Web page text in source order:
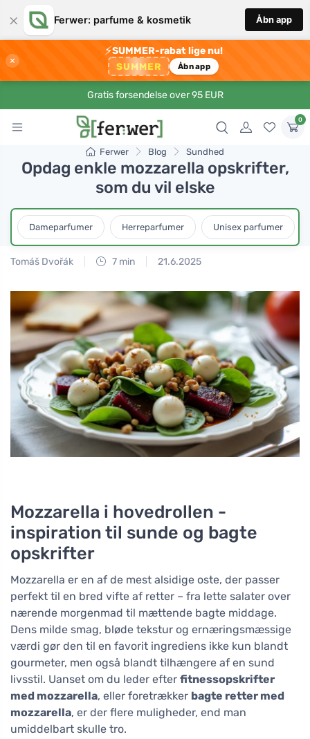
× Ferwer: parfume & kosmetik Åbn app
×
⚡SUMMER-rabat lige nu!
SUMMER Åbn app
Gratis forsendelse over 95 EUR
0
Ferwer Blog Sundhed
Opdag enkle mozzarella opskrifter,
som du vil elske
Dameparfumer Herreparfumer Unisex parfumer
Tomáš Dvořák 7 min 21.6.2025
Mozzarella i hovedrollen -
inspiration til sunde og bagte
opskrifter
Mozzarella er en af de mest alsidige oste, der passer
perfekt til en bred vifte af retter – fra lette salater over
nærende morgenmad til mættende bagte middage.
Dens milde smag, bløde tekstur og ernæringsmæssige
værdi gør den til en favorit ingrediens ikke kun blandt
gourmeter, men også blandt tilhængere af en sund
livsstil. Uanset om du leder efter fitnessopskrifter
med mozzarella, eller foretrækker bagte retter med
mozzarella, er der flere muligheder, end man
umiddelbart skulle tro.